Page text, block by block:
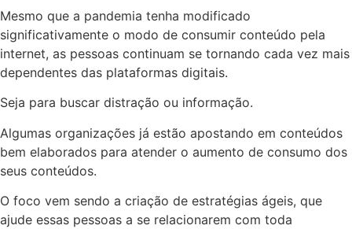
Mesmo que a pandemia tenha modificado
significativamente o modo de consumir conteúdo pela
internet, as pessoas continuam se tornando cada vez mais
dependentes das plataformas digitais.
Seja para buscar distração ou informação.
Algumas organizações já estão apostando em conteúdos
bem elaborados para atender o aumento de consumo dos
seus conteúdos.
O foco vem sendo a criação de estratégias ágeis, que
ajude essas pessoas a se relacionarem com toda